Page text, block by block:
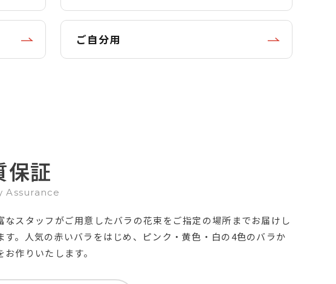
ご自分用
保証
Assurance
なスタッフがご用意したバラの花束をご指定の場所までお届けし
す。人気の赤いバラをはじめ、ピンク・黄色・白の4色のバラか
お作りいたします。